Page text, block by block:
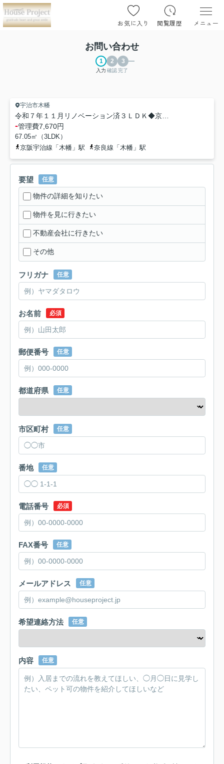
お気に入り 閲覧履歴 メニュー
お問い合わせ
入力 確認完了
宇治市木幡
-管理費7,670円
67.05㎡（3LDK）
京阪宇治線「木幡」駅
奈良線「木幡」駅
要望 任意
物件の詳細を知りたい
物件を見に行きたい
不動産会社に行きたい
その他
フリガナ 任意
お名前 必須
郵便番号 任意
都道府県 任意
市区町村 任意
番地 任意
電話番号 必須
FAX番号 任意
メールアドレス 任意
希望連絡方法 任意
内容 任意